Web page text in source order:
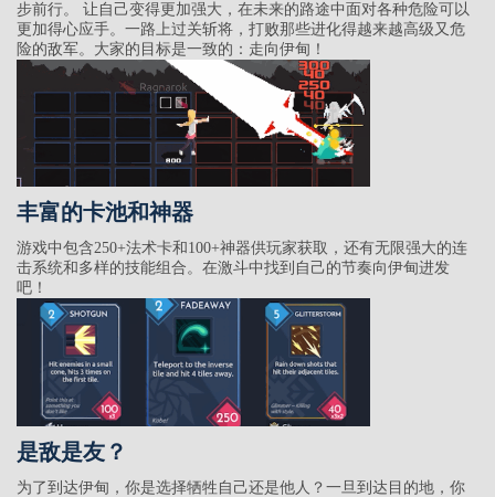
步前行。 让自己变得更加强大，在未来的路途中面对各种危险可以
更加得心应手。一路上过关斩将，打败那些进化得越来越高级又危
险的敌军。大家的目标是一致的：走向伊甸！
丰富的卡池和神器
游戏中包含250+法术卡和100+神器供玩家获取，还有无限强大的连
击系统和多样的技能组合。在激斗中找到自己的节奏向伊甸进发
吧！
是敌是友？
为了到达伊甸，你是选择牺牲自己还是他人？一旦到达目的地，你